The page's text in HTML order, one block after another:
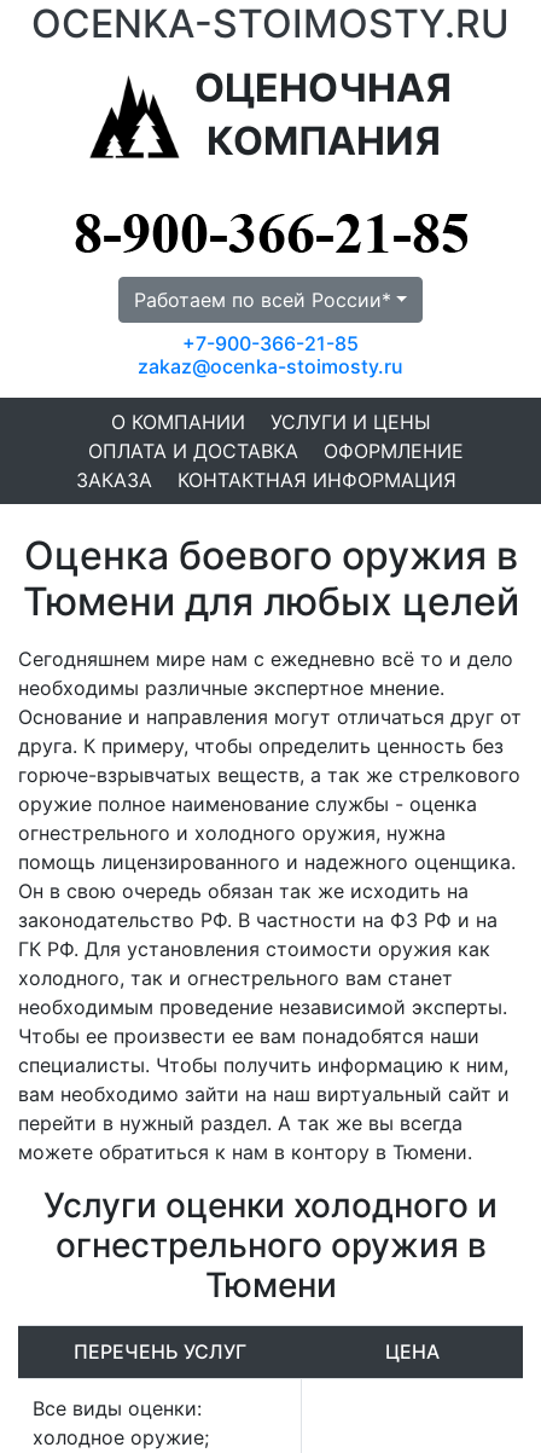
OCENKA-STOIMOSTY.RU
ОЦЕНОЧНАЯ
КОМПАНИЯ
Работаем по всей России*
+7-900-366-21-85
zakaz@ocenka-stoimosty.ru
О КОМПАНИИ
УСЛУГИ И ЦЕНЫ
ОПЛАТА И ДОСТАВКА
ОФОРМЛЕНИЕ
ЗАКАЗА
КОНТАКТНАЯ ИНФОРМАЦИЯ
Оценка боевого оружия в
Тюмени для любых целей
Сегодняшнем мире нам с ежедневно всё то и дело
необходимы различные экспертное мнение.
Основание и направления могут отличаться друг от
друга. К примеру, чтобы определить ценность без
горюче-взрывчатых веществ, а так же стрелкового
оружие полное наименование службы - оценка
огнестрельного и холодного оружия, нужна
помощь лицензированного и надежного оценщика.
Он в свою очередь обязан так же исходить на
законодательство РФ. В частности на ФЗ РФ и на
ГК РФ. Для установления стоимости оружия как
холодного, так и огнестрельного вам станет
необходимым проведение независимой эксперты.
Чтобы ее произвести ее вам понадобятся наши
специалисты. Чтобы получить информацию к ним,
вам необходимо зайти на наш виртуальный сайт и
перейти в нужный раздел. А так же вы всегда
можете обратиться к нам в контору в Тюмени.
Услуги оценки холодного и
огнестрельного оружия в
Тюмени
ПЕРЕЧЕНЬ УСЛУГ ЦЕНА
Все виды оценки:
холодное оружие;